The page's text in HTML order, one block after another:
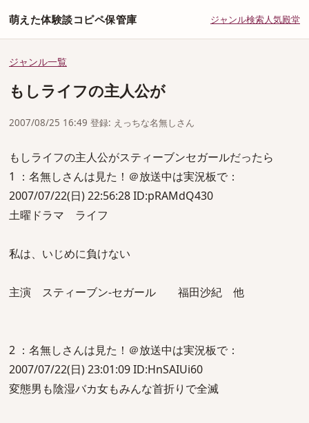
萌えた体験談コピペ保管庫 ジャンル検索人気殿堂
ジャンル一覧
もしライフの主人公が
2007/08/25 16:49 登録: えっちな名無しさん
もしライフの主人公がスティーブンセガールだったら
1 ：名無しさんは見た！＠放送中は実況板で：
2007/07/22(日) 22:56:28 ID:pRAMdQ430
土曜ドラマ ライフ
私は、いじめに負けない
主演 スティーブン-セガール 福田沙紀 他
2 ：名無しさんは見た！＠放送中は実況板で：
2007/07/22(日) 23:01:09 ID:HnSAIUi60
変態男も陰湿バカ女もみんな首折りで全滅